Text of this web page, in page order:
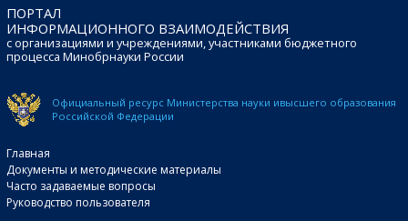
ПОРТАЛ
ИНФОРМАЦИОННОГО ВЗАИМОДЕЙСТВИЯ
с организациями и учреждениями, участниками бюджетного
процесса Минобрнауки России
Официальный ресурс Министерства науки ивысшего образования
Российской Федерации
Главная
Документы и методические материалы
Часто задаваемые вопросы
Руководство пользователя